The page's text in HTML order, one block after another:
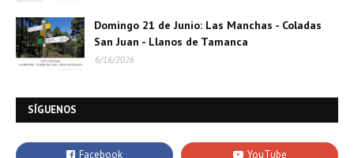
Domingo 21 de Junio: Las Manchas - Coladas
San Juan - Llanos de Tamanca
6/16/2026
SÍGUENOS